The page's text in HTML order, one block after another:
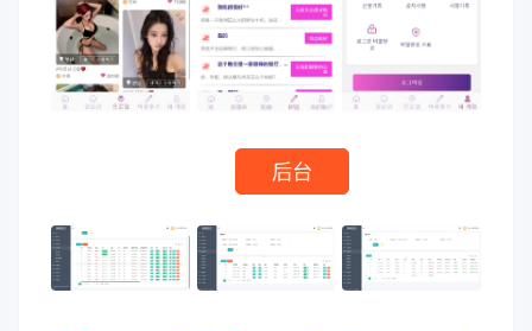
后台